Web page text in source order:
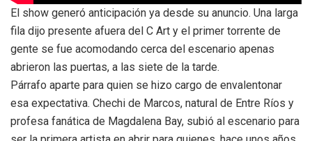
El show generó anticipación ya desde su anuncio. Una larga
fila dijo presente afuera del C Art y el primer torrente de
gente se fue acomodando cerca del escenario apenas
abrieron las puertas, a las siete de la tarde.
Párrafo aparte para quien se hizo cargo de envalentonar
esa expectativa. Chechi de Marcos, natural de Entre Ríos y
profesa fanática de Magdalena Bay, subió al escenario para